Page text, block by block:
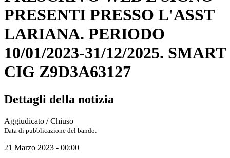
PRESENTI PRESSO L'ASST
LARIANA. PERIODO
10/01/2023-31/12/2025. SMART
CIG Z9D3A63127
Dettagli della notizia
Aggiudicato / Chiuso
Data di pubblicazione del bando:
21 Marzo 2023 - 00:00